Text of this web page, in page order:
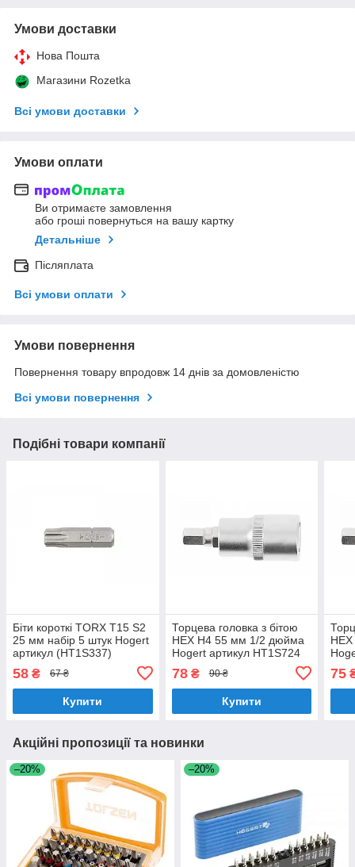
Умови доставки
Нова Пошта
Магазини Rozetka
Всі умови доставки
Умови оплати
Ви отримаєте замовлення
або гроші повернуться на вашу картку
Детальніше
Післяплата
Всі умови оплати
Умови повернення
Повернення товару впродовж 14 днів за домовленістю
Всі умови повернення
Подібні товари компанії
Біти короткі TORX T15 S2
25 мм набір 5 штук Hogert
артикул (HT1S337)
58 ₴ 67 ₴
Купити
Торцева головка з бітою
HEX H4 55 мм 1/2 дюйма
Hogert артикул HT1S724
78₴ 90 ₴
Купити
75
Акційні пропозиції та новинки
–20% –20%